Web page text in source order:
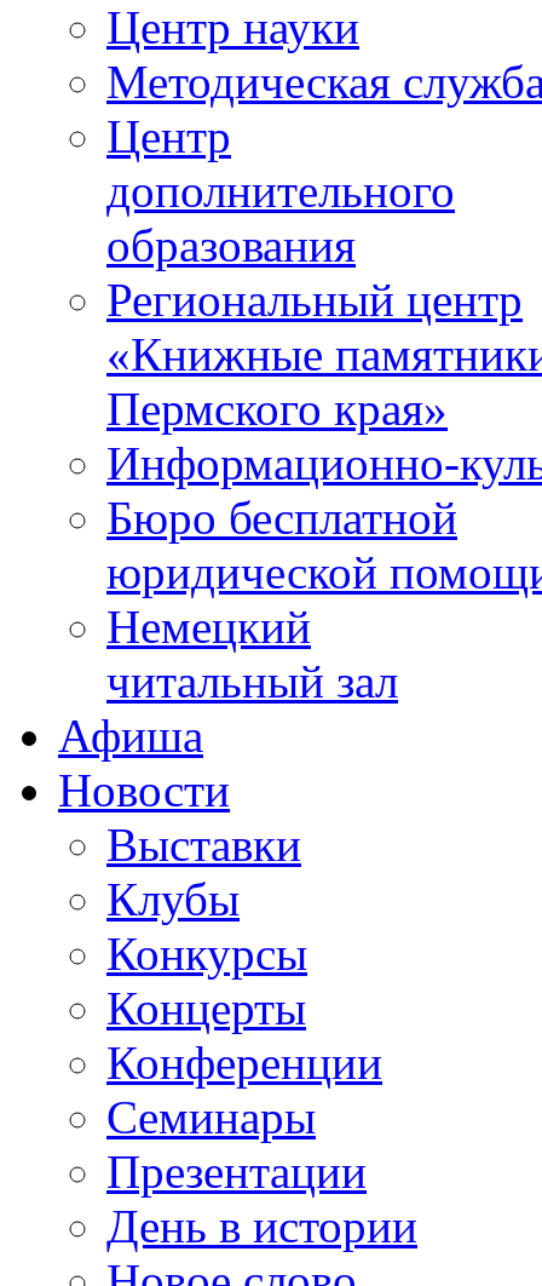
Центр науки
Методическая
Центр
дополнительного
образования
Региональный центр
«Книжные
Пермского края»
Информационно-
Бюро бесплатной
юридической
Немецкий
читальный зал
Афиша
Новости
Выставки
Клубы
Конкурсы
Концерты
Конференции
Семинары
Презентации
День в истории